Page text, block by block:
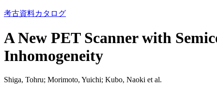
考古資料カタログ
A New PET Scanner with
Inhomogeneity
Shiga, Tohru; Morimoto, Yuichi; Kubo, Naoki et al.